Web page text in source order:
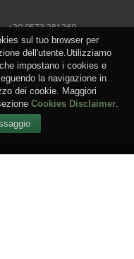
+39.0573.381269
13:30/18:00
sul tuo browser per
dell'utente.Utilizziamo
impostano i cookies e
la navigazione in
dei cookie. Maggiori
Cookies Disclaimer.